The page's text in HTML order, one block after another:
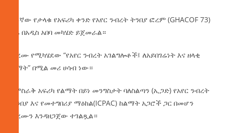
73ኛው የታላቁ የአፍሪካ ቀንድ የአየር ንብረት ትንበያ ፎረም (GHACOF 73)
ዛሬ በአዲስ አበባ መካሄድ ይጀመራል።
ፎረሙ የሚካሄደው “የአየር ንብረት አገልግሎቶች፤ ለአይበገሬነት እና ዘላቂ
ልማት” በሚል መሪ ሀሳብ ነው።
የምስራቅ አፍሪካ የልማት በይነ መንግስታት ባለስልጣን (ኢጋድ) የአየር ንብረት
ትንበያ እና የመተግበሪያ ማዕከል(ICPAC) ከልማት አጋሮች ጋር በመሆን
ፎረሙን እንዳዘጋጀው ተገልጿል።